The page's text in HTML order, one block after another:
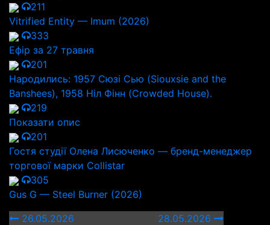
211
Vitrified Entity — Imum (2026)
333
Ефір за 27 травня
201
Народились: 1957 Сюзі Сью (Siouxsie and the
Banshees), 1958 Ніл Фінн (Crowded House).
219
Показати опис
201
Гостя студії Олена Лисюченко — бренд-менеджер
торгової марки Collistar
305
Gus G — Steel Burner (2026)
26.05.2026
28.05.2026